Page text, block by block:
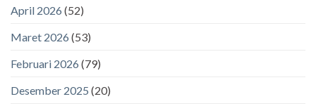
April 2026 (52)
Maret 2026 (53)
Februari 2026 (79)
Desember 2025 (20)